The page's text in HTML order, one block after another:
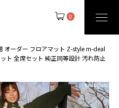
0
オーダー フロアマット Z-style m-deal
ト 全席セット 純正同等設計 汚れ防止